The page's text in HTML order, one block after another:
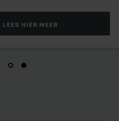
LEES HIER MEER